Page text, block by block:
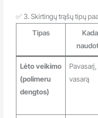
✅ 3. Skirtingų trąšų tipų
Tipas
Kada
Lėto veikimo
(polimeru
dengtos)
Pavasarį,
vasarą